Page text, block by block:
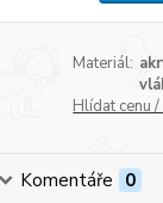
Materiál:
Hlídat cenu
Komentáře 0